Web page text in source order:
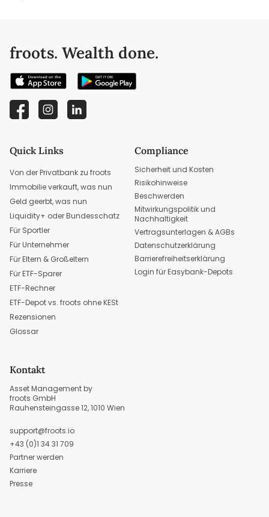
froots. Wealth done.
Quick Links
Von der Privatbank zu froots
Immobilie verkauft, was nun
Geld geerbt, was nun
Liquidity+ oder Bundesschatz
Für Sportler
Für Unternehmer
Für Eltern & Großeltern
Für ETF-Sparer
ETF-Rechner
ETF-Depot vs. froots ohne KESt
Rezensionen
Glossar
Compliance
Sicherheit und Kosten
Risikohinweise
Beschwerden
Mitwirkungspolitik und
Nachhaltigkeit
Vertragsunterlagen & AGBs
Datenschutzerklärung
Barrierefreiheitserklärung
Login für Easybank-Depots
Kontakt
Asset Management by
froots GmbH
Rauhensteingasse 12, 1010 Wien
support@froots.io
+43 (0)1 34 31 709
Partner werden
Karriere
Presse